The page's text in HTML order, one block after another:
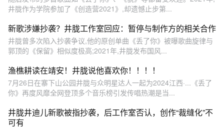
井胧作为学院参加了《创造营2021》,却遗憾止步第...
新歌涉嫌抄袭？井胧工作室回应：暂停与制作方的相关合作
井胧曾多次陷入抄袭争议,他的原创单曲《丢了你》被曝歌曲旋律与
郭顶的《保留》相似度极高;2021年,井胧发布国风...
渔樵耕读在靖安！井胧说他喜欢你！！！！
7月26日在寨下山公园井胧与众明星达人一起为2024江西·...《丢了
你》再度风靡全网登顶多个音乐榜引发传唱热潮是当...
井胧井迪儿新歌被指抄袭，后工作室否认，创作“裁缝化”不
可有